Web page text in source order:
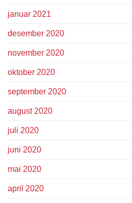
januar 2021
desember 2020
november 2020
oktober 2020
september 2020
august 2020
juli 2020
juni 2020
mai 2020
april 2020